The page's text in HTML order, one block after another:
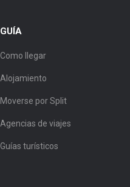
GUÍA
Como llegar
Alojamiento
Moverse por Split
Agencias de viajes
Guías turísticos